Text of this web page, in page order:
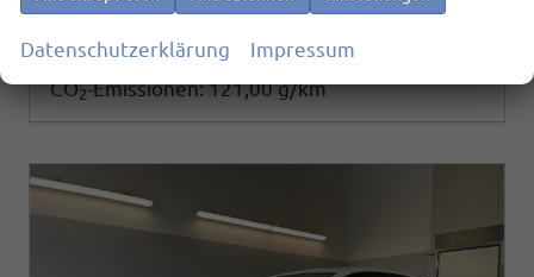
incl. 19% MwSt.
Verbrauch kombiniert:5,30 l/100km
CO -Klasse: D
CO2-Emissionen:121,00 g/km
Datenschutzerklärung Impressum